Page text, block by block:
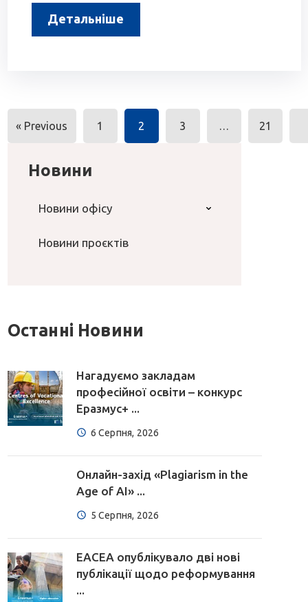
Детальніше
Навігація
за
записами
« Previous 1 2 3 … 21
Новини
Новини офісу
Новини проєктів
Останні Новини
Нагадуємо закладам
професійної освіти – конкурс
Еразмус+ ...
6 Серпня, 2026
Онлайн-захід «Plagiarism in the
Age of AI» ...
5 Серпня, 2026
EACEA опублікувало дві нові
публікації щодо реформування
...